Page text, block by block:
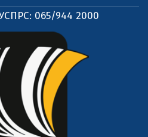
065/944 2000